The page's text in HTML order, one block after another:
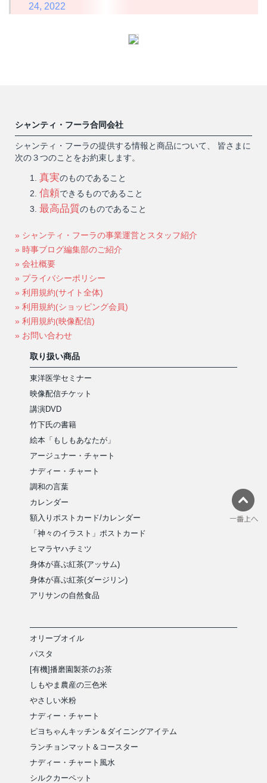
24, 2022
シャンティ・フーラ合同会社
シャンティ・フーラの提供する情報と商品について、 皆さまに
次の３つのことをお約束します。
真実のものであること
信頼できるものであること
最高品質のものであること
» シャンティ・フーラの事業運営とスタッフ紹介
» 時事ブログ編集部のご紹介
» 会社概要
» プライバシーポリシー
» 利用規約(サイト全体)
» 利用規約(ショッピング会員)
» 利用規約(映像配信)
» お問い合わせ
取り扱い商品
東洋医学セミナー
映像配信チケット
講演DVD
竹下氏の書籍
絵本「もしもあなたが」
アージュナー・チャート
ナディー・チャート
調和の言葉
カレンダー
額入りポストカード/カレンダー
「神々のイラスト」ポストカード
ヒマラヤハチミツ
身体が喜ぶ紅茶(アッサム)
身体が喜ぶ紅茶(ダージリン)
アリサンの自然食品
オリーブオイル
パスタ
[有機]播磨園製茶のお茶
しもやま農産の三色米
やさしい米粉
ナディー・チャート
ピヨちゃんキッチン＆ダイニングアイテム
ランチョンマット＆コースター
ナディー・チャート風水
シルクカーペット